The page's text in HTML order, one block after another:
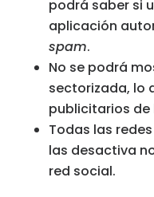
podrá saber si
aplicación
spam.
No se podrá
sectorizada, lo
publicitarios de
Todas las
las desactiva
red social.